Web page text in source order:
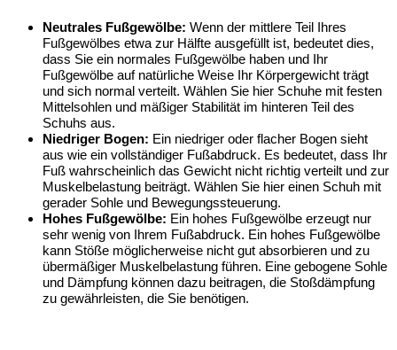
Neutrales Fußgewölbe: Wenn der mittlere Teil Ihres
Fußgewölbes etwa zur Hälfte ausgefüllt ist, bedeutet dies,
dass Sie ein normales Fußgewölbe haben und Ihr
Fußgewölbe auf natürliche Weise Ihr Körpergewicht trägt
und sich normal verteilt. Wählen Sie hier Schuhe mit festen
Mittelsohlen und mäßiger Stabilität im hinteren Teil des
Schuhs aus.
Niedriger Bogen: Ein niedriger oder flacher Bogen sieht
aus wie ein vollständiger Fußabdruck. Es bedeutet, dass Ihr
Fuß wahrscheinlich das Gewicht nicht richtig verteilt und zur
Muskelbelastung beiträgt. Wählen Sie hier einen Schuh mit
gerader Sohle und Bewegungssteuerung.
Hohes Fußgewölbe: Ein hohes Fußgewölbe erzeugt nur
sehr wenig von Ihrem Fußabdruck. Ein hohes Fußgewölbe
kann Stöße möglicherweise nicht gut absorbieren und zu
übermäßiger Muskelbelastung führen. Eine gebogene Sohle
und Dämpfung können dazu beitragen, die Stoßdämpfung
zu gewährleisten, die Sie benötigen.